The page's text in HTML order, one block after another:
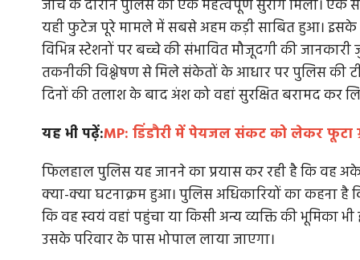
जांच के दौरान पुलिस को एक महत्वपूर्ण सुराग मिला। एक
यही फुटेज पूरे मामले में सबसे अहम कड़ी साबित हुआ। इसके
विभिन्न स्टेशनों पर बच्चे की संभावित मौजूदगी की
तकनीकी विश्लेषण से मिले संकेतों के आधार पर पुलिस की
दिनों की तलाश के बाद अंश को वहां सुरक्षित बरामद कर
यह भी पढ़ें:MP: डिंडौरी में पेयजल संकट को लेकर फूटा
फिलहाल पुलिस यह जानने का प्रयास कर रही है कि वह
क्या-क्या घटनाक्रम हुआ। पुलिस अधिकारियों का कहना है
कि वह स्वयं वहां पहुंचा या किसी अन्य व्यक्ति की भूमिका
उसके परिवार के पास भोपाल लाया जाएगा।